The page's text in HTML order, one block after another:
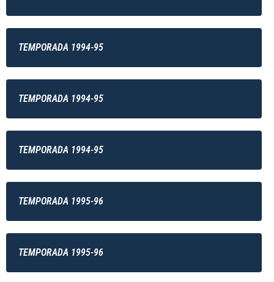
TEMPORADA 1994-95
TEMPORADA 1994-95
TEMPORADA 1994-95
TEMPORADA 1995-96
TEMPORADA 1995-96